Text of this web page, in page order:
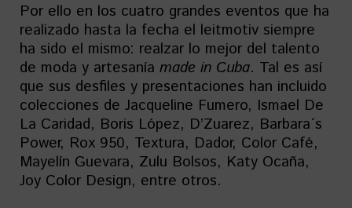
Por ello en los cuatro grandes eventos que ha
realizado hasta la fecha el leitmotiv siempre
ha sido el mismo: realzar lo mejor del talento
de moda y artesanía made in Cuba. Tal es así
que sus desfiles y presentaciones han incluido
colecciones de Jacqueline Fumero, Ismael De
La Caridad, Boris López, D’Zuarez, Barbara´s
Power, Rox 950, Textura, Dador, Color Café,
Mayelín Guevara, Zulu Bolsos, Katy Ocaña,
Joy Color Design, entre otros.